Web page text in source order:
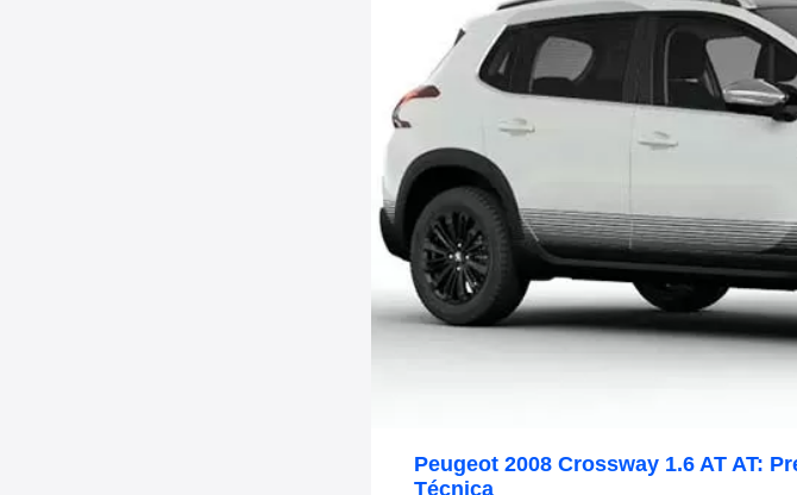
Peugeot 2008 Crossway 1.6 AT AT:
Técnica